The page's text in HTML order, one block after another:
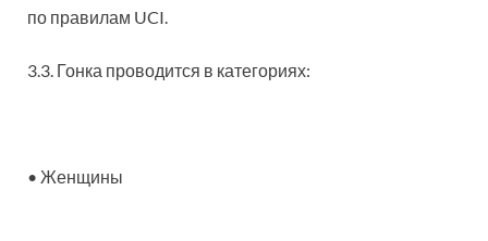
по правилам UCI.
3.3. Гонка проводится в категориях:
• Женщины